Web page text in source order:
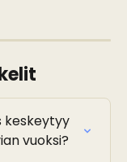
keskeytyy
vuoksi?